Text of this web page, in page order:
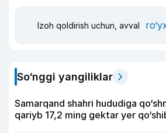
Izoh qoldirish uchun, avval
So‘nggi yangiliklar
Samarqand shahri hududiga
qariyb 17,2 ming gektar yer